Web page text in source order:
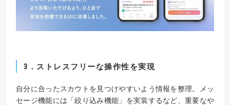
3 ．ストレスフリーな操作性を実現
自分に合ったスカウトを見つけやすいよう情報を整理。メッ
セージ機能には「絞り込み機能」を実装するなど、重要なや